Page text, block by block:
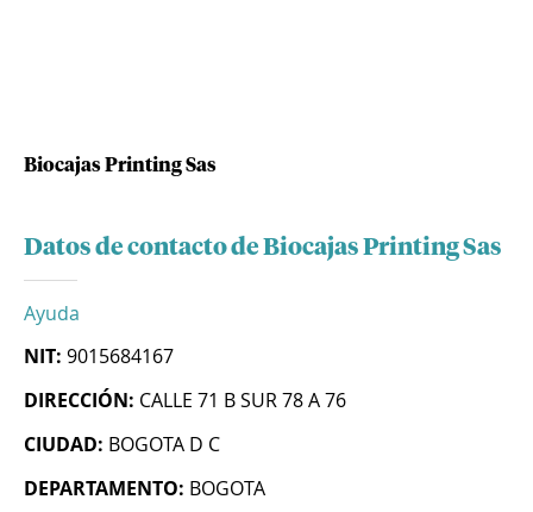
Biocajas Printing Sas
Datos de contacto de Biocajas Printing Sas
Ayuda
NIT: 9015684167
DIRECCIÓN: CALLE 71 B SUR 78 A 76
CIUDAD: BOGOTA D C
DEPARTAMENTO: BOGOTA